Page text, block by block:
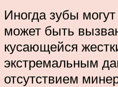
Иногда зубы
может быть
кусающейся
экстремальным
отсутствием